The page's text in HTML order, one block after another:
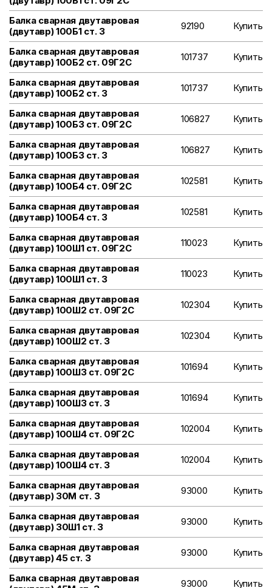
Балка сварная двутавровая
(двутавр) 100Б1 ст. 3
92190 Купить
Балка сварная двутавровая
(двутавр) 100Б2 ст. 09Г2С
101737 Купить
Балка сварная двутавровая
(двутавр) 100Б2 ст. 3
101737 Купить
Балка сварная двутавровая
(двутавр) 100Б3 ст. 09Г2С
106827 Купить
Балка сварная двутавровая
(двутавр) 100Б3 ст. 3
106827 Купить
Балка сварная двутавровая
(двутавр) 100Б4 ст. 09Г2С
102581 Купить
Балка сварная двутавровая
(двутавр) 100Б4 ст. 3
102581 Купить
Балка сварная двутавровая
(двутавр) 100Ш1 ст. 09Г2С
110023 Купить
Балка сварная двутавровая
(двутавр) 100Ш1 ст. 3
110023 Купить
Балка сварная двутавровая
(двутавр) 100Ш2 ст. 09Г2С
102304 Купить
Балка сварная двутавровая
(двутавр) 100Ш2 ст. 3
102304 Купить
Балка сварная двутавровая
(двутавр) 100Ш3 ст. 09Г2С
101694 Купить
Балка сварная двутавровая
(двутавр) 100Ш3 ст. 3
101694 Купить
Балка сварная двутавровая
(двутавр) 100Ш4 ст. 09Г2С
102004 Купить
Балка сварная двутавровая
(двутавр) 100Ш4 ст. 3
102004 Купить
Балка сварная двутавровая
(двутавр) 30М ст. 3
93000 Купить
Балка сварная двутавровая
(двутавр) 30Ш1 ст. 3
93000 Купить
Балка сварная двутавровая
(двутавр) 45 ст. 3
93000 Купить
Балка сварная двутавровая
93000 Купить